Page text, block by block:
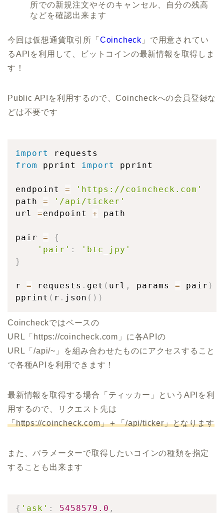
所での新規注文やそのキャンセル、自分の残高
などを確認出来ます
今回は仮想通貨取引所「 Coincheck 」で用意されてい
るAPIを利用して、ビットコインの最新情報を取得しま
す！
Public APIを利用するので、Coincheckへの会員登録な
どは不要です
import
from
pprint import pprint
endpoint =
'https://coincheck.com'
path =
'/api/ticker'
url =endpoint + path
pair =
{
'pair' :
'btc_jpy'
}
r = requests . get ( url , params = pair )
pprint ( r . json ( ) )
Coincheckではベースの
URL「https://coincheck.com」に各APIの
URL「/api/~」を組み合わせたものにアクセスすること
で各種APIを利用できます！
最新情報を取得する場合「ティッカー」というAPIを利
用するので、リクエスト先は
「https://coincheck.com」＋「/api/ticker」となります
また、パラメーターで取得したいコインの種類を指定
することも出来ます
{ 'ask' : 5458579.0 ,